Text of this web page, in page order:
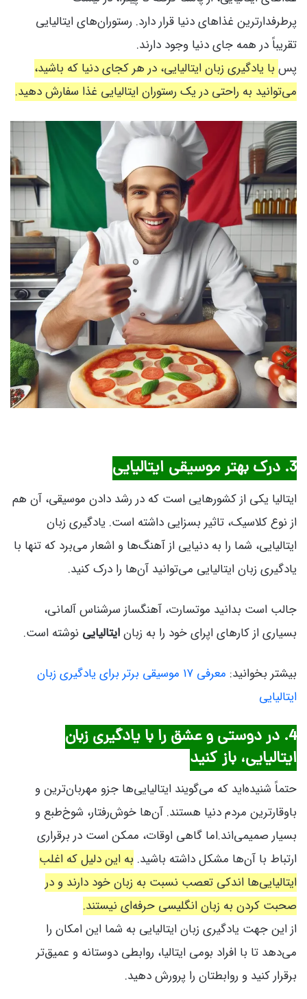
پرطرفدارترین غذاهای دنیا قرار دارد. رستوران‌های ایتالیایی
تقریباً در همه جای دنیا وجود دارند.
پس با یادگیری زبان ایتالیایی، در هر کجای دنیا که باشید،
می‌توانید به راحتی در یک رستوران ایتالیایی غذا سفارش دهید.
3. درک بهتر موسیقی ایتالیایی
ایتالیا یکی از کشورهایی است که در رشد دادن موسیقی، آن هم
از نوع کلاسیک، تاثیر بسزایی داشته است. یادگیری زبان
ایتالیایی، شما را به دنیایی از آهنگ‌ها و اشعار می‌برد که تنها با
یادگیری زبان ایتالیایی می‌توانید آن‌ها را درک کنید.
جالب است بدانید موتسارت، آهنگساز سرشناس آلمانی،
بسیاری از کارهای اپرای خود را به زبانایتالیایی نوشته است.
بیشتر بخوانید:
معرفی ۱۷ موسیقی برتر برای یادگیری زبان
ایتالیایی
4. در دوستی و عشق را با یادگیری زبان
ایتالیایی، باز کنید
حتماً شنیده‌اید که می‌گویند ایتالیایی‌ها جزو مهربان‌ترین و
باوقارترین مردم دنیا هستند. آن‌ها خوش‌رفتار، شوخ‌طبع و
بسیار صمیمی‌اند.اما گاهی اوقات، ممکن است در برقراری
ارتباط با آن‌ها مشکل داشته باشید. به این دلیل که اغلب
ایتالیایی‌ها اندکی تعصب نسبت به زبان خود دارند و در
صحبت کردن به زبان انگلیسی حرفه‌ای نیستند.
از این جهت یادگیری زبان ایتالیایی به شما این امکان را
می‌دهد تا با افراد بومی ایتالیا، روابطی دوستانه و عمیق‌تر
برقرار کنید و روابطتان را پرورش دهید.